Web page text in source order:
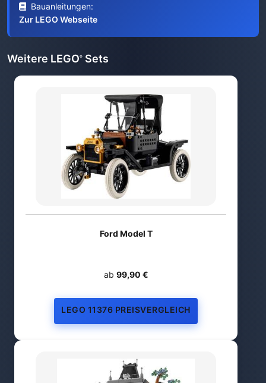
Bauanleitungen:
Zur LEGO Webseite
Weitere LEGO® Sets
Ford Model T
ab 99,90 €
LEGO 11376 PREISVERGLEICH